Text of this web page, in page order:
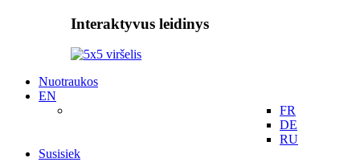
Interaktyvus leidinys
Nuotraukos
EN
FR
DE
RU
Susisiek